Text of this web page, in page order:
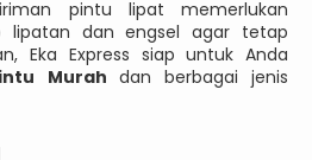
pintu lipat memerlukan
lipatan dan engsel agar tetap
Eka Express siap untuk Anda
Murah dan berbagai jenis